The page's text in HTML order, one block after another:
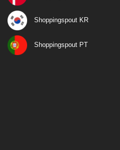
Shoppingspout KR
Shoppingspout PT